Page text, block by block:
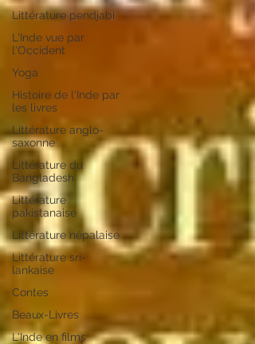
Littérature pendjabi
L'Inde vue par
l'Occident
Yoga
Histoire de l'Inde par
les livres
Littérature anglo-
saxonne
Littérature du
Bangladesh
Littérature
pakistanaise
Littérature népalaise
Littérature sri-
lankaise
Contes
Beaux-Livres
L'Inde en films